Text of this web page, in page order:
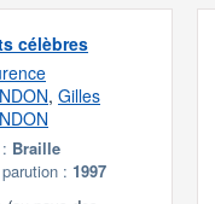
célèbres
,Gilles
Braille
: 1997